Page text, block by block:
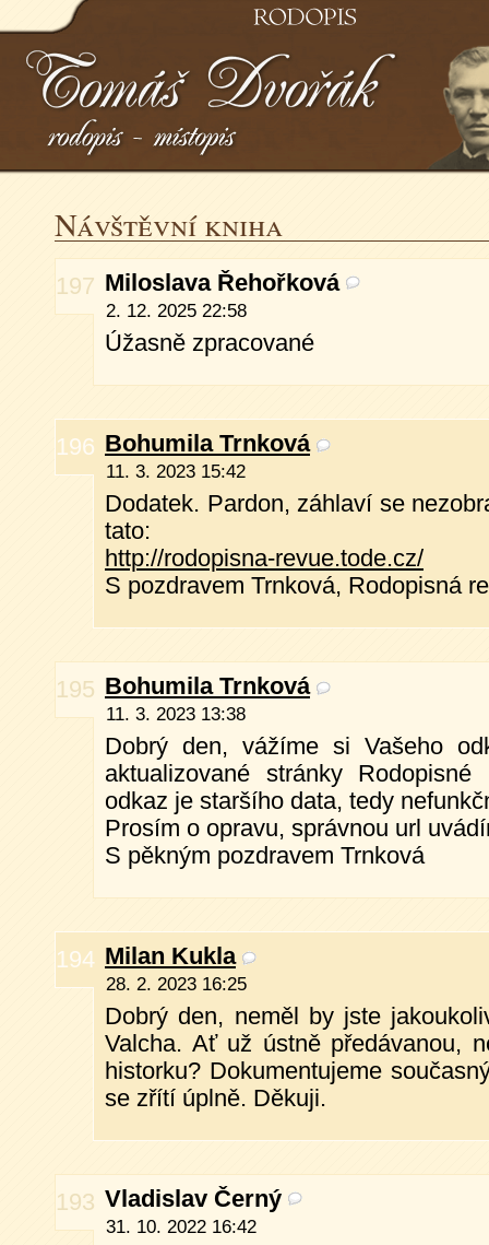
Návštěvní kniha
197 Miloslava Řehořková
2. 12. 2025 22:58
Úžasně zpracované
196 Bohumila Trnková
11. 3. 2023 15:42
Dodatek. Pardon, záhlaví se
tato:
http://rodopisna-revue.tode.cz/
S pozdravem Trnková, Rodopisná
195 Bohumila Trnková
11. 3. 2023 13:38
Dobrý den, vážíme si Vašeho
aktualizované stránky
odkaz je staršího data, tedy
Prosím o opravu, správnou url
S pěkným pozdravem Trnková
194 Milan Kukla
28. 2. 2023 16:25
Dobrý den, neměl by jste
Valcha. Ať už ústně předávanou,
historku? Dokumentujeme
se zřítí úplně. Děkuji.
193 Vladislav Černý
31. 10. 2022 16:42